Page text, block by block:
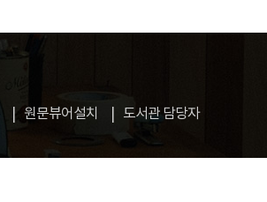
원문뷰어설치 도서관 담당자